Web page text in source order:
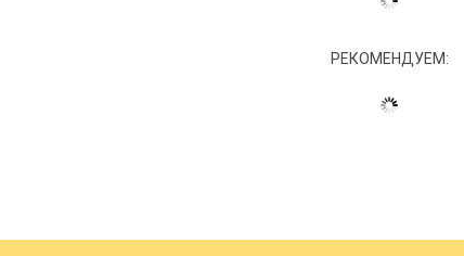
РЕКОМЕНДУЕМ: